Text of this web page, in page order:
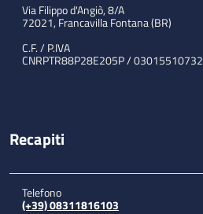
Via Filippo d'Angiò, 8/A
72021, Francavilla Fontana (BR)
C.F. / P.IVA
CNRPTR88P28E205P / 03015510732
Recapiti
Telefono
(+39) 08311816103